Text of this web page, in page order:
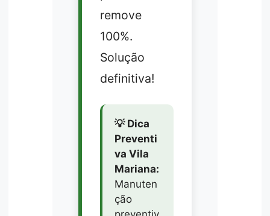
remove
100%.
Solução
definitiva!
💡 Dica
Preventi
va Vila
Mariana:
Manuten
ção